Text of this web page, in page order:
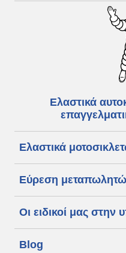
Ελαστικά
Ελαστικά
Εύρεση
Οι ειδικοί μας στην
Blog